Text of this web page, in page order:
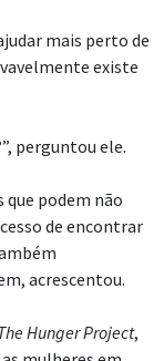
mais perto de
existe
perguntou ele.
podem não
de encontrar
acrescentou.
Hunger Project,